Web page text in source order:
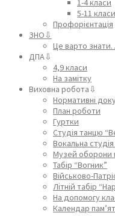
1-4 класи
5-11 класи
Профорієнтація
ЗНО⇩
Це варто
ДПА⇩
4,9 класи
На замітку
Виховна робота⇩
Нормативні
План роботи
Гуртки
Студія танцю
Вокальна
Музей оборони
Табір “Вогник”
Військово-
Літній табір
На допомогу
Календар